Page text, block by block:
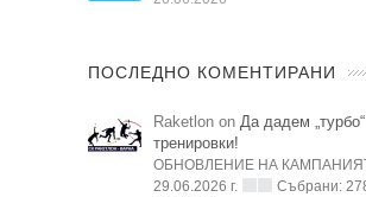
ПОСЛЕДНО КОМЕНТИРАНИ
Raketlon on Да дадем
тренировки!
ОБНОВЛЕНИЕ НА
29.06.2026 г.
Събрани: